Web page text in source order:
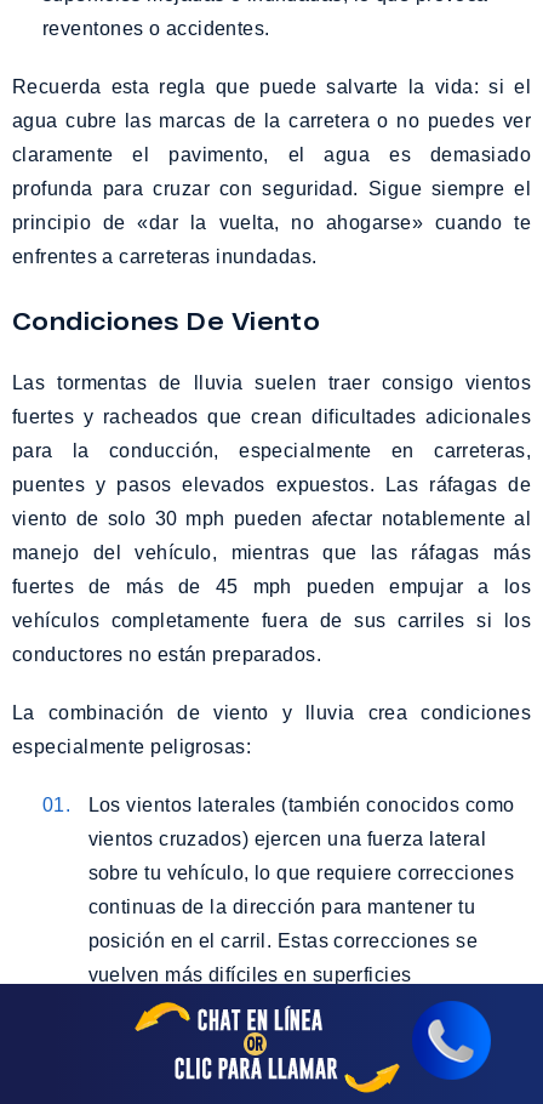
reventones o accidentes.
Recuerda esta regla que puede salvarte la vida: si el
agua cubre las marcas de la carretera o no puedes ver
claramente el pavimento, el agua es demasiado
profunda para cruzar con seguridad. Sigue siempre el
principio de «dar la vuelta, no ahogarse» cuando te
enfrentes a carreteras inundadas.
Condiciones De Viento
Las tormentas de lluvia suelen traer consigo vientos
fuertes y racheados que crean dificultades adicionales
para la conducción, especialmente en carreteras,
puentes y pasos elevados expuestos. Las ráfagas de
viento de solo 30 mph pueden afectar notablemente al
manejo del vehículo, mientras que las ráfagas más
fuertes de más de 45 mph pueden empujar a los
vehículos completamente fuera de sus carriles si los
conductores no están preparados.
La combinación de viento y lluvia crea condiciones
especialmente peligrosas:
Los vientos laterales (también conocidos como
vientos cruzados) ejercen una fuerza lateral
sobre tu vehículo, lo que requiere correcciones
continuas de la dirección para mantener tu
posición en el carril. Estas correcciones se
vuelven más difíciles en superficies
resbaladizas donde los neumáticos tienen
Las ráfagas de viento pueden ser repentinas e